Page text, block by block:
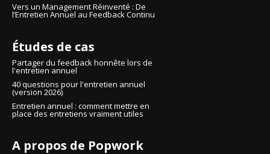
Vers un Management Réinventé : De
l’Entretien Annuel au Feedback Continu
Études de cas
Partager du feedback honnête lors de
l'entretien annuel
40 questions pour l'entretien annuel
(version 2026)
Entretien annuel : comment mettre en
place des entretiens vraiment utiles
A propos de Popwork